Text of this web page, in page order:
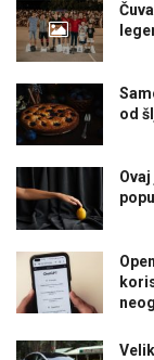
od